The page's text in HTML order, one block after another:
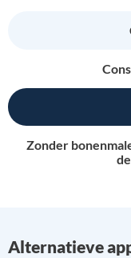
Zonder
Alternatieve